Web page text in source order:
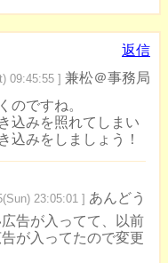
返信
09:45:55 ] 兼松＠事務局
のですね。
込みを照れてしまい
込みをしましょう！
23:05:01 ] あんどう
告が入ってて、以前
が入ってたので変更